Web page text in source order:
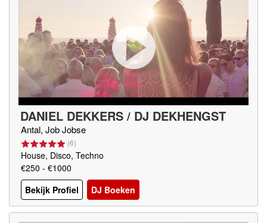
DANIEL DEKKERS / DJ DEKHENGST
Antal, Job Jobse
(6)
House, Disco, Techno
€250 - €1000
Bekijk Profiel
DJ Boeken